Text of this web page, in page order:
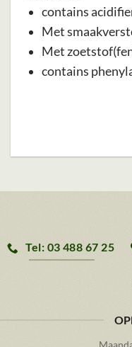
contains
Met
Met
contains
Tel: 03 488 67 25